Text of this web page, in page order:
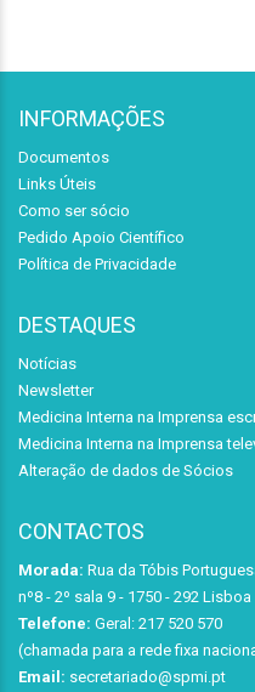
INFORMAÇÕES
Documentos
Links Úteis
Como ser sócio
Pedido Apoio Científico
Política de Privacidade
DESTAQUES
Notícias
Newsletter
Medicina Interna na Imprensa
Medicina Interna na Imprensa
Alteração de dados de Sócios
CONTACTOS
Morada: Rua da Tóbis
nº8 - 2º sala 9 - 1750 - 292 Lisboa
Telefone: Geral: 217 520 570
(chamada para a rede fixa
Email: secretariado@spmi.pt